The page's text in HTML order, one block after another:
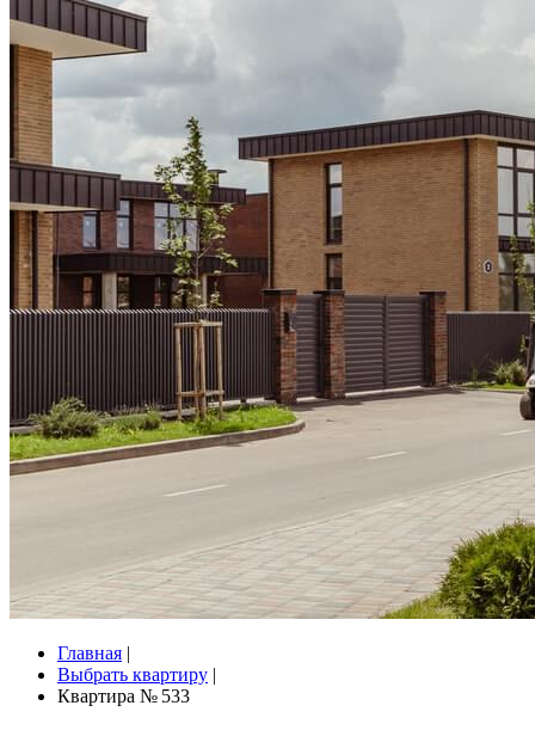
Главная |
Выбрать квартиру |
Квартира № 533